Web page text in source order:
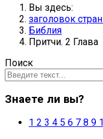
Вы здесь:
заголовок
Библия
Притчи. 2 Глава
Поиск
Знаете ли вы?
1 2 3 4 5 6 7 8 9